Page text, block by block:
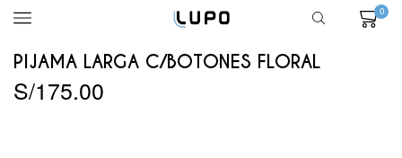
0
PIJAMA LARGA C/BOTONES FLORAL
S/175.00